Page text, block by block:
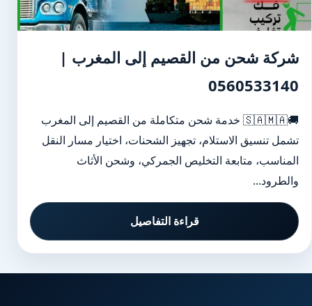
شركة شحن من القصيم إلى المغرب |
0560533140
🚚🇸🇦🇲🇦 خدمة شحن متكاملة من القصيم إلى المغرب
تشمل تنسيق الاستلام، تجهيز الشحنات، اختيار مسار النقل
المناسب، متابعة التخليص الجمركي، وشحن الأثاث
والطرود...
قراءة التفاصيل